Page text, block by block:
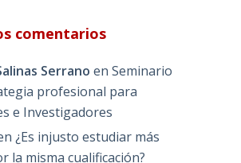
comentarios
Serrano enSeminario
profesional para
e Investigadores
¿Es injusto estudiar más
la misma cualificación?